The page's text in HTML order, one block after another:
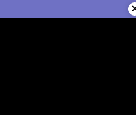
ke